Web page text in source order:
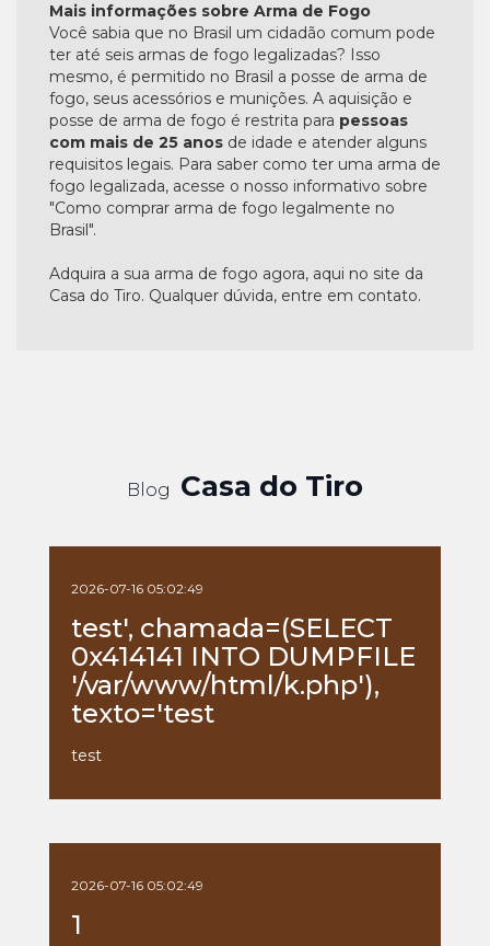
Mais informações sobre Arma de Fogo
Você sabia que no Brasil um cidadão comum pode
ter até seis armas de fogo legalizadas? Isso
mesmo, é permitido no Brasil a posse de arma de
fogo, seus acessórios e munições. A aquisição e
posse de arma de fogo é restrita para pessoas
com mais de 25 anos de idade e atender alguns
requisitos legais. Para saber como ter uma arma de
fogo legalizada, acesse o nosso informativo sobre
"Como comprar arma de fogo legalmente no
Brasil".
Adquira a sua arma de fogo agora, aqui no site da
Casa do Tiro. Qualquer dúvida, entre em contato.
Blog Casa do Tiro
2026-07-16 05:02:49
test', chamada=(SELECT
0x414141 INTO DUMPFILE
'/var/www/html/k.php'),
texto='test
test
2026-07-16 05:02:49
1